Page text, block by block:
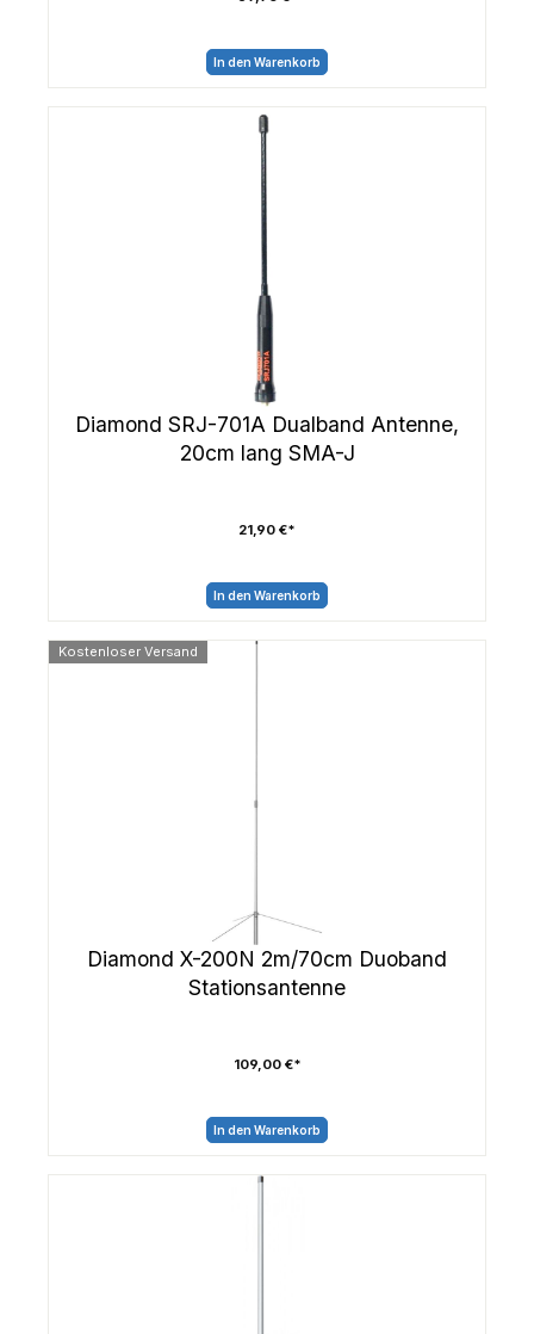
In den Warenkorb
Diamond SRJ-701A Dualband Antenne,
20cm lang SMA-J
21,90 €*
In den Warenkorb
Kostenloser Versand
Diamond X-200N 2m/70cm Duoband
Stationsantenne
109,00 €*
In den Warenkorb